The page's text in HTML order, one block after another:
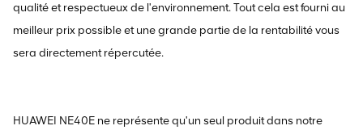
qualité et respectueux de l'environnement. Tout cela est fourni au
meilleur prix possible et une grande partie de la rentabilité vous
sera directement répercutée.
HUAWEI NE40E ne représente qu'un seul produit dans notre